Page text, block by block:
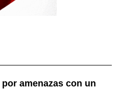
amenazas con un